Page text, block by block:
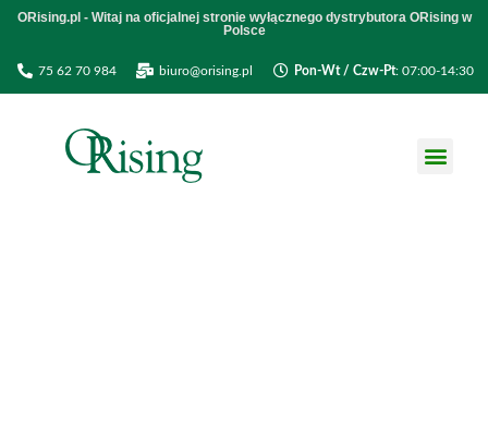
ORising.pl - Witaj na oficjalnej stronie wyłącznego dystrybutora ORising w
Polsce
75 62 70 984 biuro@orising.pl Pon-Wt / Czw-Pt: 07:00-14:30